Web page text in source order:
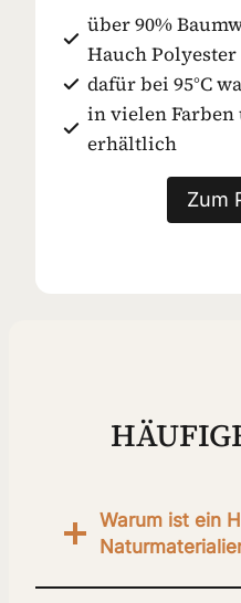
über 90%
Hauch Polyester
dafür bei 95°C
in vielen Farben
erhältlich
Zum
Warum ist ein